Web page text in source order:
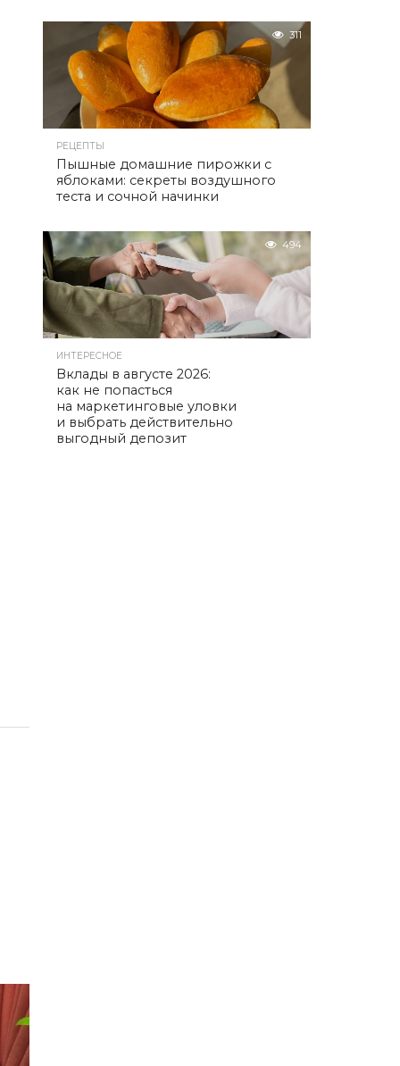
311
РЕЦЕПТЫ
Пышные домашние пирожки с
яблоками: секреты воздушного
теста и сочной начинки
494
ИНТЕРЕСНОЕ
Вклады в августе 2026:
как не попасться
на маркетинговые уловки
и выбрать действительно
выгодный депозит